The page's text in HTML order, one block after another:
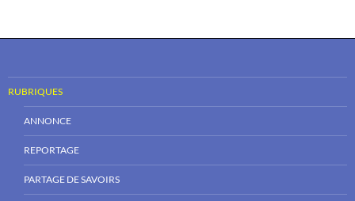
RUBRIQUES
ANNONCE
REPORTAGE
PARTAGE DE SAVOIRS